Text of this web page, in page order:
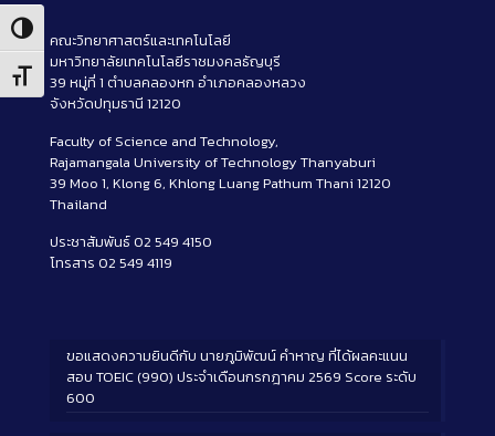
Toggle High Contrast
Toggle Font size
คณะวิทยาศาสตร์และเทคโนโลยี
มหาวิทยาลัยเทคโนโลยีราชมงคลธัญบุรี
39 หมู่ที่ 1 ตำบลคลองหก อำเภอคลองหลวง
จังหวัดปทุมธานี 12120
Faculty of Science and Technology,
Rajamangala University of Technology Thanyaburi
39 Moo 1, Klong 6, Khlong Luang Pathum Thani 12120
Thailand
ประชาสัมพันธ์ 02 549 4150
โทรสาร 02 549 4119
ขอแสดงความยินดีกับ นายภูมิพัฒน์ คำหาญ ที่ได้ผลคะแนน
สอบ TOEIC (990) ประจำเดือนกรกฎาคม 2569 Score ระดับ
600